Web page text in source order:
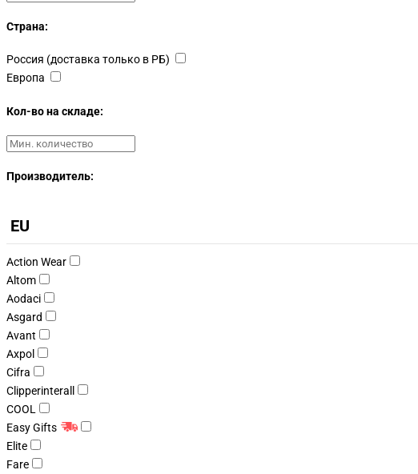
Страна:
Россия (доставка только в РБ)
Европа
Кол-во на складе:
Производитель:
EU
Action Wear
Altom
Aodaci
Asgard
Avant
Axpol
Cifra
Clipperinterall
COOL
Easy Gifts
Elite
Fare